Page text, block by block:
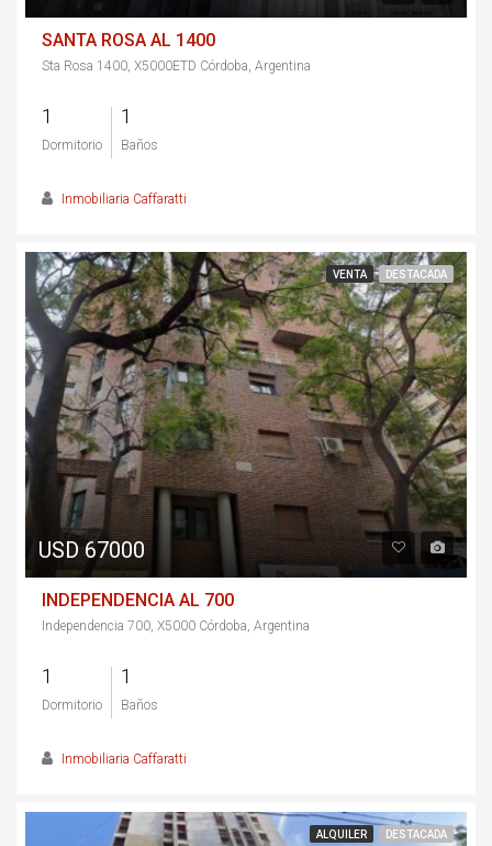
SANTA ROSA AL 1400
Sta Rosa 1400, X5000ETD Córdoba, Argentina
1
Dormitorio
1
Baños
Inmobiliaria Caffaratti
VENTA DESTACADA
USD 67000
INDEPENDENCIA AL 700
Independencia 700, X5000 Córdoba, Argentina
1
Dormitorio
1
Baños
Inmobiliaria Caffaratti
ALQUILER DESTACADA